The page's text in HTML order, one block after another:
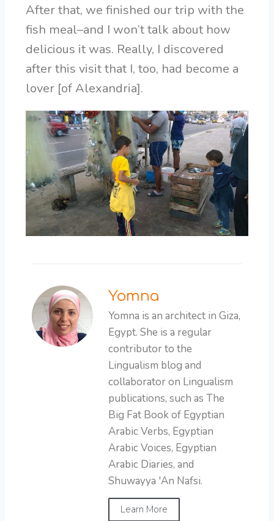
After that, we finished our trip with the
fish meal–and I won’t talk about how
delicious it was. Really, I discovered
after this visit that I, too, had become a
lover [of Alexandria].
Yomna
Yomna is an architect in Giza,
Egypt. She is a regular
contributor to the
Lingualism blog and
collaborator on Lingualism
publications, such as The
Big Fat Book of Egyptian
Arabic Verbs, Egyptian
Arabic Voices, Egyptian
Arabic Diaries, and
Shuwayya 'An Nafsi.
Learn More